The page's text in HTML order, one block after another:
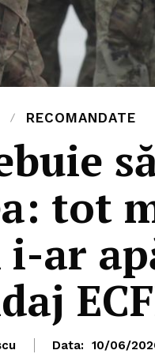
RECOMANDATE
tot
ar
Data: 10/06/